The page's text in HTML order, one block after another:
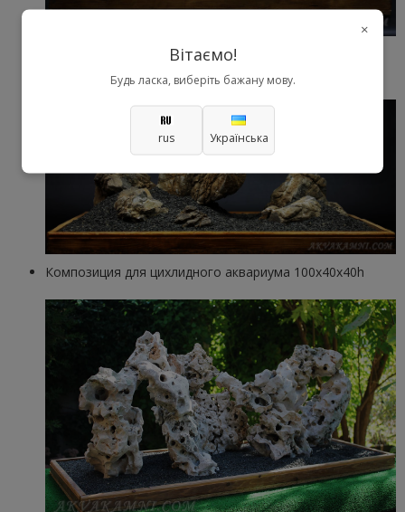
Простая композиция из Карпатского камня для
аквариума 63л (50x25x30)
Композиция для цихлидного аквариума 100x40x40h
×
Вітаємо!
Будь ласка, виберіть бажану мову.
rus Українська